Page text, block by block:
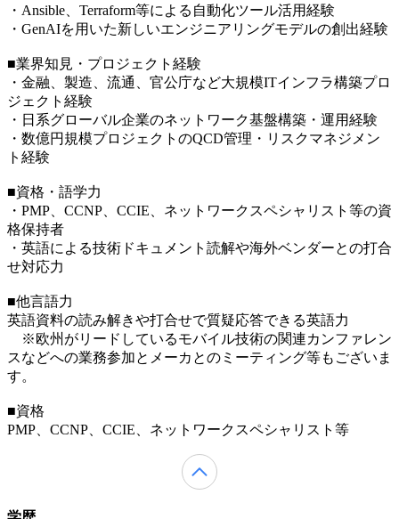
・Ansible、Terraform等による自動化ツール活用経験
・GenAIを用いた新しいエンジニアリングモデルの創出経験
■業界知見・プロジェクト経験
・金融、製造、流通、官公庁など大規模ITインフラ構築プロ
ジェクト経験
・日系グローバル企業のネットワーク基盤構築・運用経験
・数億円規模プロジェクトのQCD管理・リスクマネジメン
ト経験
■資格・語学力
・PMP、CCNP、CCIE、ネットワークスペシャリスト等の資
格保持者
・英語による技術ドキュメント読解や海外ベンダーとの打合
せ対応力
■他言語力
英語資料の読み解きや打合せで質疑応答できる英語力
※欧州がリードしているモバイル技術の関連カンファレン
スなどへの業務参加とメーカとのミーティング等もございま
す。
■資格
PMP、CCNP、CCIE、ネットワークスペシャリスト等